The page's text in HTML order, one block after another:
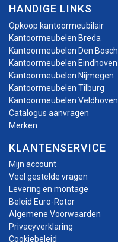
HANDIGE LINKS
Opkoop kantoormeubilair
Kantoormeubelen Breda
Kantoormeubelen Den Bosch
Kantoormeubelen Eindhoven
Kantoormeubelen Nijmegen
Kantoormeubelen Tilburg
Kantoormeubelen Veldhoven
Catalogus aanvragen
Merken
KLANTENSERVICE
Mijn account
Veel gestelde vragen
Levering en montage
Beleid Euro-Rotor
Algemene Voorwaarden
Privacyverklaring
Cookiebeleid